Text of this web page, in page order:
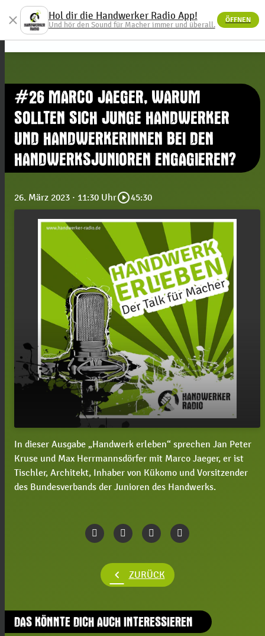
menu
#26 MARCO JAEGER, WARUM
SOLLTEN SICH JUNGE HANDWERKER
UND HANDWERKERINNEN BEI DEN
HANDWERKSJUNIOREN ENGAGIEREN?
26. März 2023 · 11:30 Uhrplay_circle_outline45:30
play_arrow
#26 Marco Jaeger, warum sollten sich junge
Handwerker und Handwerkerinnen bei den
Handwerksjunioren engagieren?
00:00
In dieser Ausgabe „Handwerk erleben“ sprechen Jan Peter
Kruse und Max Herrmannsdörfer mit Marco Jaeger, er ist
Tischler, Architekt, Inhaber von Kükomo und Vorsitzender
des Bundesverbands der Junioren des Handwerks.
chevron_left ZURÜCK
DAS KÖNNTE DICH AUCH INTERESSIEREN
close Hol dir die Handwerker Radio App!
Und hör den Sound für Macher immer und überall.
ÖFFNEN